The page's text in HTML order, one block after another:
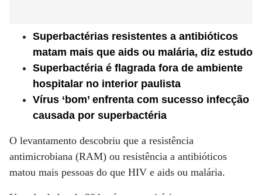
Superbactérias resistentes a antibióticos
matam mais que aids ou malária, diz estudo
Superbactéria é flagrada fora de ambiente
hospitalar no interior paulista
Vírus ‘bom’ enfrenta com sucesso infecção
causada por superbactéria
O levantamento descobriu que a resistência
antimicrobiana (RAM) ou resistência a antibióticos
matou mais pessoas do que HIV e aids ou malária.